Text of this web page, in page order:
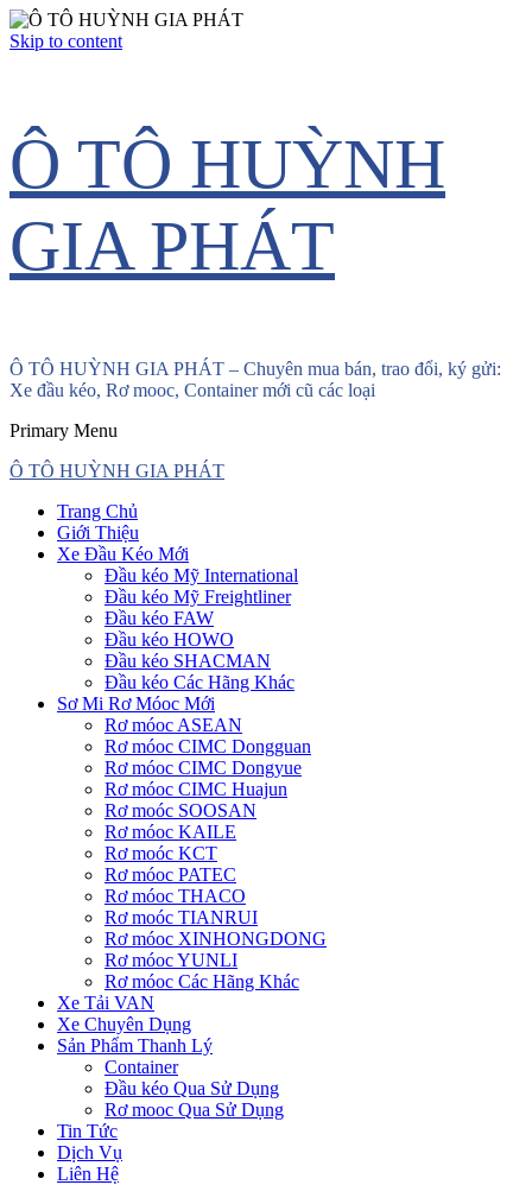
Skip to content
Ô TÔ HUỲNH
GIA PHÁT
Ô TÔ HUỲNH GIA PHÁT – Chuyên mua bán, trao đổi, ký gửi:
Xe đầu kéo, Rơ mooc, Container mới cũ các loại
Primary Menu
Ô TÔ HUỲNH GIA PHÁT
Trang Chủ
Giới Thiệu
Xe Đầu Kéo Mới
Đầu kéo Mỹ International
Đầu kéo Mỹ Freightliner
Đầu kéo FAW
Đầu kéo HOWO
Đầu kéo SHACMAN
Đầu kéo Các Hãng Khác
Sơ Mi Rơ Móoc Mới
Rơ móoc ASEAN
Rơ móoc CIMC Dongguan
Rơ móoc CIMC Dongyue
Rơ móoc CIMC Huajun
Rơ moóc SOOSAN
Rơ móoc KAILE
Rơ moóc KCT
Rơ móoc PATEC
Rơ móoc THACO
Rơ moóc TIANRUI
Rơ móoc XINHONGDONG
Rơ móoc YUNLI
Rơ móoc Các Hãng Khác
Xe Tải VAN
Xe Chuyên Dụng
Sản Phẩm Thanh Lý
Container
Đầu kéo Qua Sử Dụng
Rơ mooc Qua Sử Dụng
Tin Tức
Dịch Vụ
Liên Hệ